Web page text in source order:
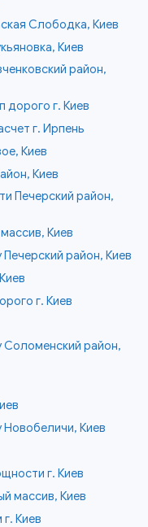
Слободка, Киев
Киев
район,
дорого г. Киев
г. Ирпень
Киев
Киев
Печерский район,
Киев
район, Киев
г. Киев
Соломенский район,
Новобеличи, Киев
г. Киев
массив, Киев
Киев